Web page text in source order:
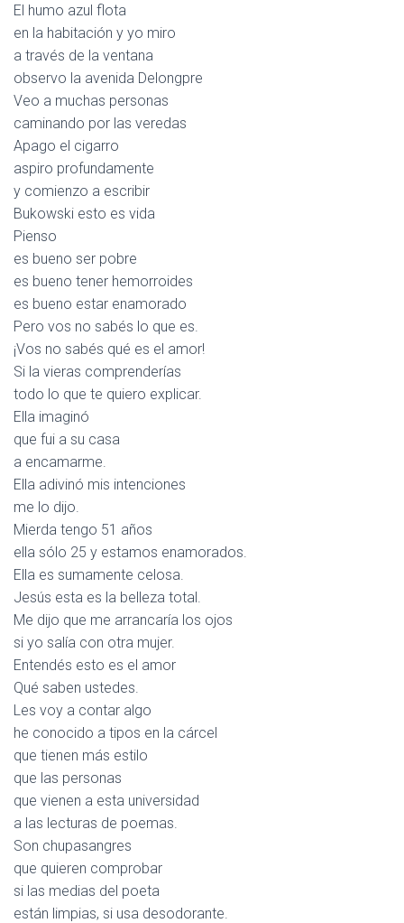
El humo azul flota
en la habitación y yo miro
a través de la ventana
observo la avenida Delongpre
Veo a muchas personas
caminando por las veredas
Apago el cigarro
aspiro profundamente
y comienzo a escribir
Bukowski esto es vida
Pienso
es bueno ser pobre
es bueno tener hemorroides
es bueno estar enamorado
Pero vos no sabés lo que es.
¡Vos no sabés qué es el amor!
Si la vieras comprenderías
todo lo que te quiero explicar.
Ella imaginó
que fui a su casa
a encamarme.
Ella adivinó mis intenciones
me lo dijo.
Mierda tengo 51 años
ella sólo 25 y estamos enamorados.
Ella es sumamente celosa.
Jesús esta es la belleza total.
Me dijo que me arrancaría los ojos
si yo salía con otra mujer.
Entendés esto es el amor
Qué saben ustedes.
Les voy a contar algo
he conocido a tipos en la cárcel
que tienen más estilo
que las personas
que vienen a esta universidad
a las lecturas de poemas.
Son chupasangres
que quieren comprobar
si las medias del poeta
están limpias, si usa desodorante.